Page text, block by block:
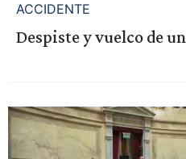
ACCIDENTE
Despiste y vuelco de